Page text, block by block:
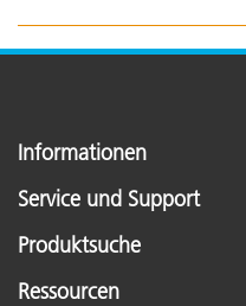
Informationen
Service und Support
Produktsuche
Ressourcen